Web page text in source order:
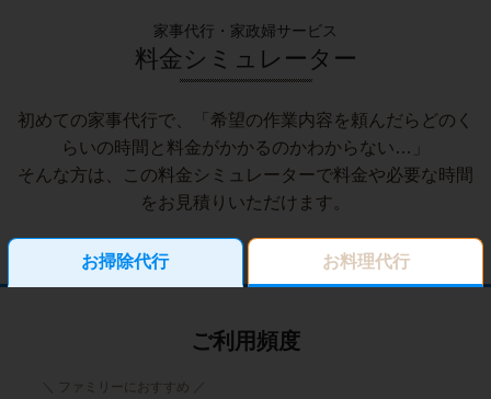
家事代行・家政婦サービス
料金シミュレーター
初めての家事代行で、「希望の作業内容を頼んだらどのく
らいの時間と料金がかかるのかわからない…」
そんな方は、この料金シミュレーターで料金や必要な時間
をお見積りいただけます。
お掃除代行 お料理代行
ご利用頻度